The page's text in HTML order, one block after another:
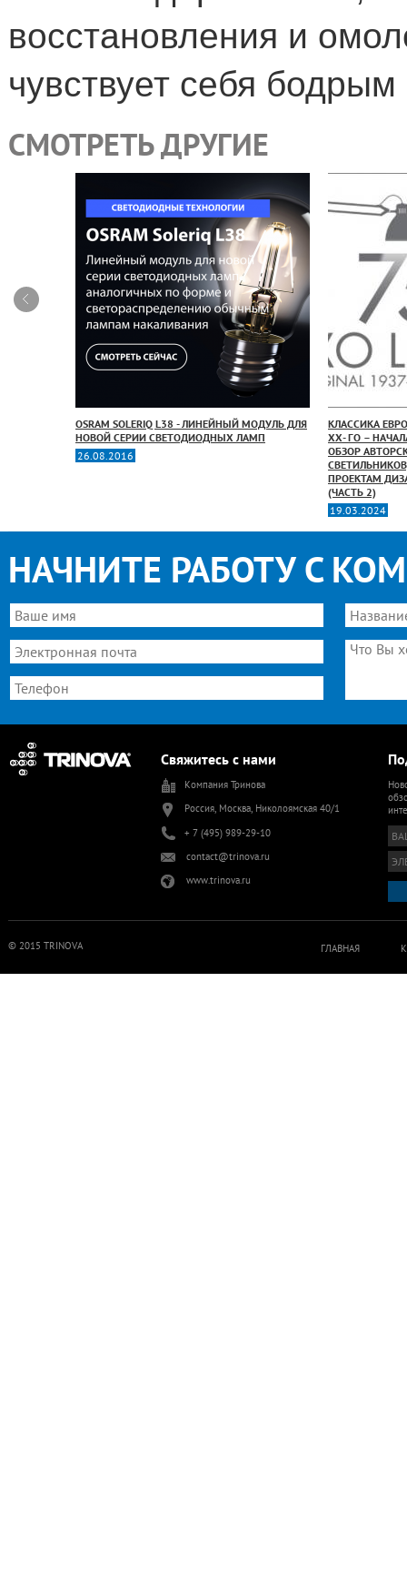
восстановления и
чувствует себя
СМОТРЕТЬ ДРУГИЕ
OSRAM SOLERIQ L38 - ЛИНЕЙНЫЙ МОДУЛЬ ДЛЯ
НОВОЙ СЕРИИ СВЕТОДИОДНЫХ ЛАМП
26.08.2016
КЛАССИКА
ХХ- ГО –
ОБЗОР
ПРОЕКТАМ
(ЧАСТЬ 2)
19.03.2024
НАЧНИТЕ РАБОТУ С
Свяжитесь с нами
Компания Тринова
Россия, Москва, Николоямская 40/1
+ 7 (495) 989-29-10
contact@trinova.ru
www.trinova.ru
ГЛАВНАЯ
© 2015 TRINOVA